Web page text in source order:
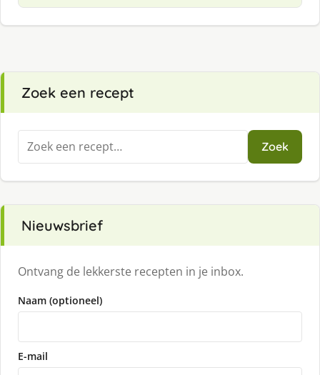
Zoek een recept
Zoeken
naar:
Zoek
Nieuwsbrief
Ontvang de lekkerste recepten in je inbox.
Naam (optioneel)
E-mail